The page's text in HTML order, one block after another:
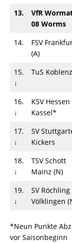
13.
VfR
08 Worms
14.
FSV
(A)
15.
↓
TuS Koblenz
16.
↓
KSV Hessen
Kassel*
17.
↓
SV
Kickers
18.
↓
TSV Schott
Mainz (N)
19.
↓
SV Röchling
Völklingen
*Neun Punkte
vor Saisonbeginn